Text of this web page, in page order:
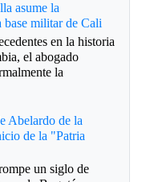
asume la
base militar de Cali
en la historia
el abogado
la
Abelardo de la
de la "Patria
un siglo de